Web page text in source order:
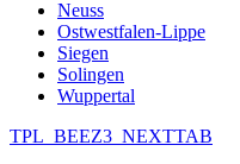
Neuss
Ostwestfalen-Lippe
Siegen
Solingen
Wuppertal
TPL_BEEZ3_NEXTTAB